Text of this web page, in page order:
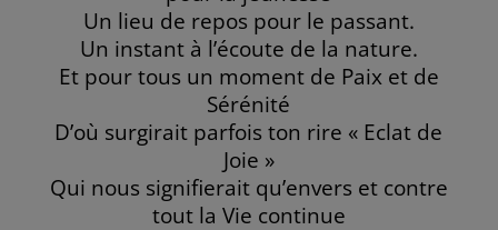
Un lieu de repos pour le passant.
Un instant à l’écoute de la nature.
Et pour tous un moment de Paix et de
Sérénité
D’où surgirait parfois ton rire « Eclat de
Joie »
Qui nous signifierait qu’envers et contre
tout la Vie continue